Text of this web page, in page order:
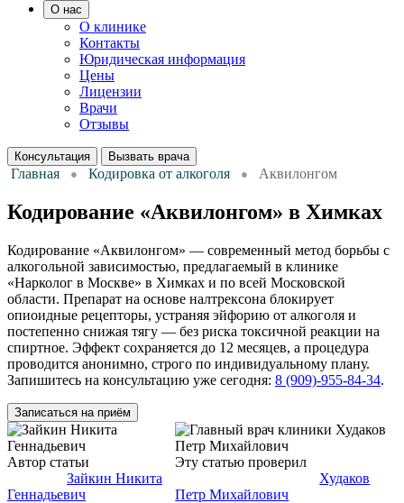
О нас
О клинике
Контакты
Юридическая информация
Цены
Лицензии
Врачи
Отзывы
Консультация Вызвать врача
Главная Кодировка от алкоголя Аквилонгом
Кодирование «Аквилонгом» в Химках
Кодирование «Аквилонгом» — современный метод борьбы с
алкогольной зависимостью, предлагаемый в клинике
«Нарколог в Москве» в Химках и по всей Московской
области. Препарат на основе налтрексона блокирует
опиоидные рецепторы, устраняя эйфорию от алкоголя и
постепенно снижая тягу — без риска токсичной реакции на
спиртное. Эффект сохраняется до 12 месяцев, а процедура
проводится анонимно, строго по индивидуальному плану.
Запишитесь на консультацию уже сегодня: 8 (909)-955-84-34.
Записаться на приём
Автор статьи
Зайкин Никита
Геннадьевич
Эту статью проверил
Худаков
Петр Михайлович